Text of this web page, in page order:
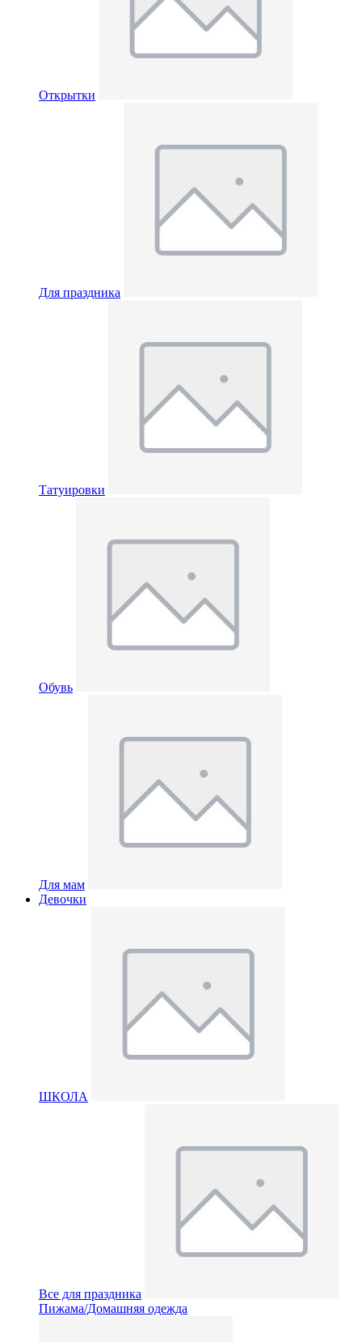
Открытки
Для праздника
Татуировки
Обувь
Для мам
Девочки
ШКОЛА
Все для праздника
Пижама/Домашняя одежда